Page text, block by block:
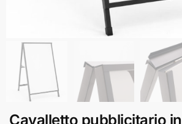
Cavalletto pubblicitario